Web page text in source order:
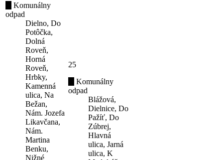
Komunálny
odpad
Dielno, Do
Potôčka,
Dolná
Roveň,
Horná
Roveň,
Hrbky,
Kamenná
ulica, Na
Bežan,
Nám. Jozefa
Likavčana,
Nám.
Martina
Benku,
Nižné
25
Komunálny
odpad
Blážová,
Dielnice, Do
Pažíť, Do
Zúbrej,
Hlavná
ulica, Jarná
ulica, K